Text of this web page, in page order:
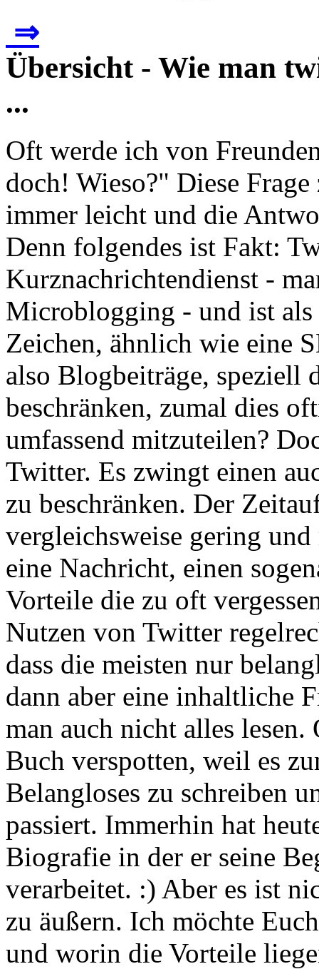
⇒
Übersicht - Wie man
...
Oft werde ich von
doch! Wieso?" Diese
immer leicht und die
Denn folgendes ist Fakt:
Kurznachrichtendienst -
Microblogging - und ist als
Zeichen, ähnlich wie eine
also Blogbeiträge, speziell
beschränken, zumal dies
umfassend mitzuteilen?
Twitter. Es zwingt einen
zu beschränken. Der
vergleichsweise gering
eine Nachricht, einen
Vorteile die zu oft
Nutzen von Twitter
dass die meisten nur
dann aber eine inhaltliche
man auch nicht alles lesen.
Buch verspotten, weil es
Belangloses zu schreiben
passiert. Immerhin hat
Biografie in der er seine
verarbeitet. :) Aber es ist
zu äußern. Ich möchte
und worin die Vorteile